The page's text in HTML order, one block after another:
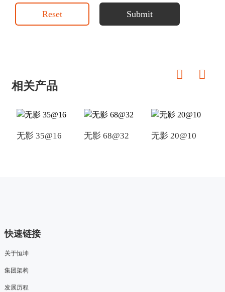
Reset Submit
相关产品
无影 35@16 无影 68@32 无影 20@10
快速链接
关于恒坤
集团架构
发展历程